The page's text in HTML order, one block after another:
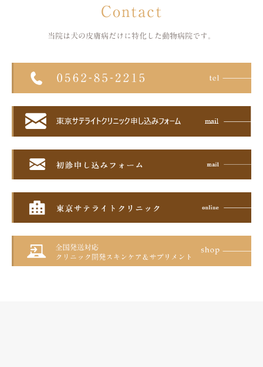
Contact
当院は犬の皮膚病だけに特化した 動物病院です。